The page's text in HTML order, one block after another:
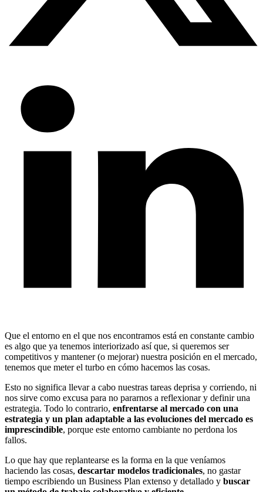
Que el entorno en el que nos encontramos está en constante cambio
es algo que ya tenemos interiorizado así que, si queremos ser
competitivos y mantener (o mejorar) nuestra posición en el mercado,
tenemos que meter el turbo en cómo hacemos las cosas.
Esto no significa llevar a cabo nuestras tareas deprisa y corriendo, ni
nos sirve como excusa para no pararnos a reflexionar y definir una
estrategia. Todo lo contrario, enfrentarse al mercado con una
estrategia y un plan adaptable a las evoluciones del mercado es
imprescindible, porque este entorno cambiante no perdona los
fallos.
Lo que hay que replantearse es la forma en la que veníamos
haciendo las cosas, descartar modelos tradicionales, no gastar
tiempo escribiendo un Business Plan extenso y detallado y buscar